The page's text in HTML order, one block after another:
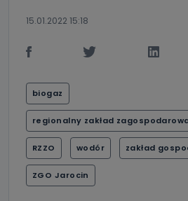
15.01.2022 15:18
biogaz
regionalny zakład
RZZO wodór zakład
ZGO Jarocin